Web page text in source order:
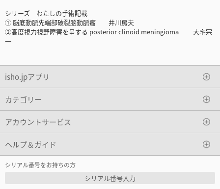
シリーズ わたしの手術記載
① 脳底動脈先端部破裂脳動脈瘤 井川房夫
②高度視力視野障害を呈する posterior clinoid meningioma 大宅宗
一
isho.jpアプリ
カテゴリー
アカウントサービス
ヘルプ＆ガイド
シリアル番号をお持ちの方
シリアル番号入力